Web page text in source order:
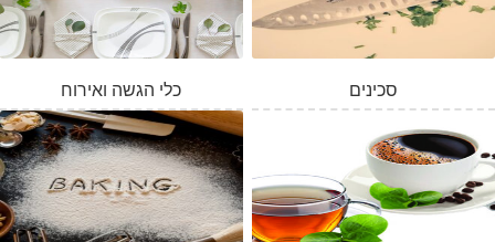
כלי הגשה ואירוח סכינים